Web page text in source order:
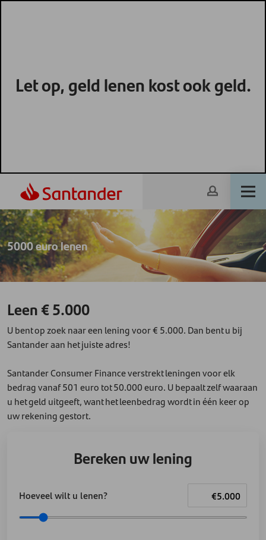
Let op, geld lenen kost ook geld.
5000 euro lenen
Leen € 5.000
U bent op zoek naar een lening voor € 5.000. Dan bent u bij
Santander aan het juiste adres!
Santander Consumer Finance verstrekt leningen voor elk
bedrag vanaf 501 euro tot 50.000 euro. U bepaalt zelf waaraan
u het geld uitgeeft, want het leenbedrag wordt in één keer op
uw rekening gestort.
Bereken uw lening
Hoeveel wilt u lenen?